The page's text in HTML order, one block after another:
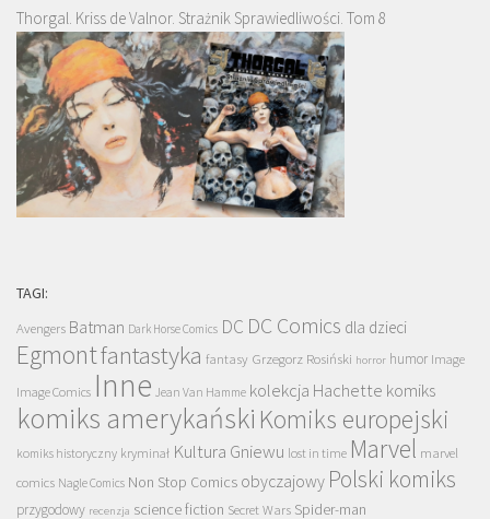
Thorgal. Kriss de Valnor. Strażnik Sprawiedliwości. Tom 8
TAGI:
Avengers Batman Dark Horse Comics DC DC Comics dla dzieci
Egmontfantastyka fantasy Grzegorz Rosiński horror humor Image
Image Comics Inne Jean Van Hamme kolekcja Hachette komiks
komiks amerykański Komiks europejski
komiks historyczny kryminał Kultura Gniewu lost in time Marvel marvel
comics Nagle Comics Non Stop Comics obyczajowy Polski komiks
przygodowy recenzja science fiction Secret Wars Spider-man